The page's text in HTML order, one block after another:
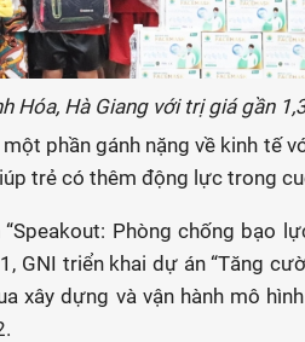
Hóa, Hà Giang với trị giá gần
phần gánh nặng về kinh tế
trẻ có thêm động lực trong
Phòng chống bạo
GNI triển khai dự án “Tăng
xây dựng và vận hành mô